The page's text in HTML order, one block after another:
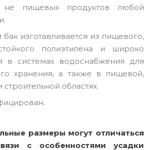
пищевых продуктов любой
бак изготавливается из пищевого,
полиэтилена и широко
в системах водоснабжения для
хранения, а также в пищевой,
областях.
размеры могут отличаться
с особенностями усадки